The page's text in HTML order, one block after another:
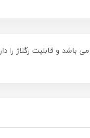
باشد و قابلیت رگلاژ را